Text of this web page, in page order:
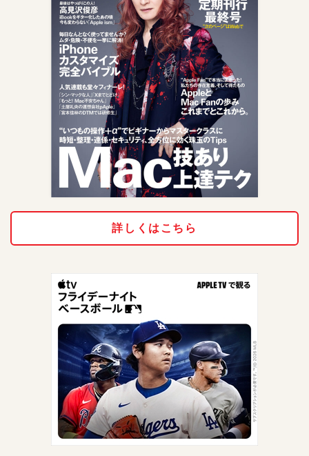
詳しくはこちら